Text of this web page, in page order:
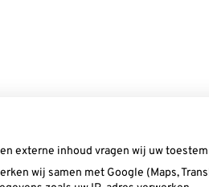
externe inhoud vragen wij uw
wij samen met Google (Maps,